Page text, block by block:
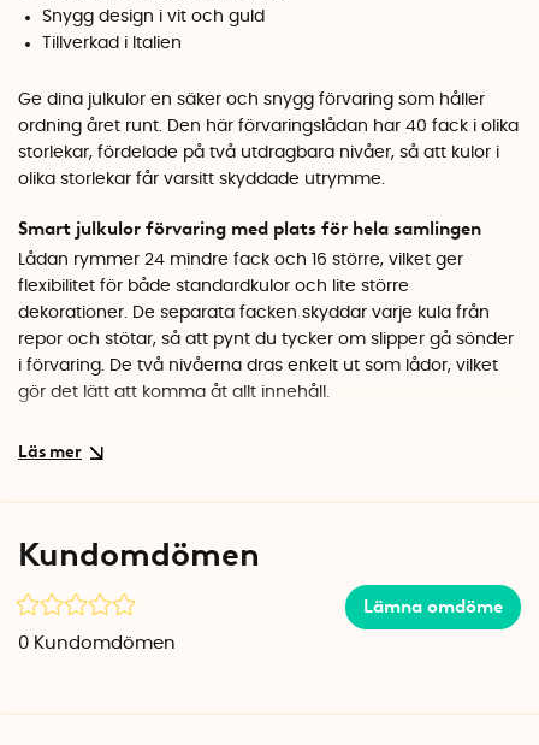
Snygg design i vit och guld
Tillverkad i Italien
Ge dina julkulor en säker och snygg förvaring som håller
ordning året runt. Den här förvaringslådan har 40 fack i olika
storlekar, fördelade på två utdragbara nivåer, så att kulor i
olika storlekar får varsitt skyddade utrymme.
Smart julkulor förvaring med plats för hela samlingen
Lådan rymmer 24 mindre fack och 16 större, vilket ger
flexibilitet för både standardkulor och lite större
dekorationer. De separata facken skyddar varje kula från
repor och stötar, så att pynt du tycker om slipper gå sönder
i förvaring. De två nivåerna dras enkelt ut som lådor, vilket
gör det lätt att komma åt allt innehåll.
Stilren design som passar i förråd eller garderob
bära, även när den är full med julpynt. När julen är över är
Mått: 50 x 39 x 24 cm
Kundomdömen
Lämna omdöme
0 Kundomdömen